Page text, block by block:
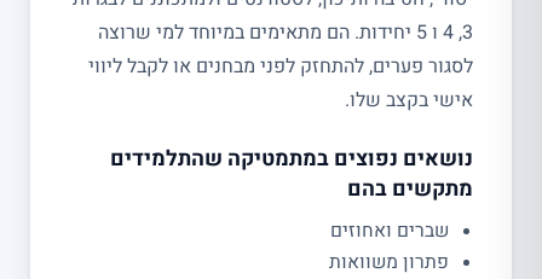
3, 4 ו 5 יחידות. הם מתאימים במיוחד למי שרוצה
לסגור פערים, להתחזק לפני מבחנים או לקבל ליווי
אישי בקצב שלו.
נושאים נפוצים במתמטיקה שהתלמידים
מתקשים בהם
שברים ואחוזים
פתרון משוואות